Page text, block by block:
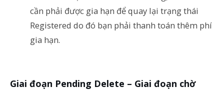
cần phải được gia hạn để quay lại trạng thái
Registered do đó bạn phải thanh toán thêm phí
gia hạn.
Giai đoạn Pending Delete – Giai đoạn chờ